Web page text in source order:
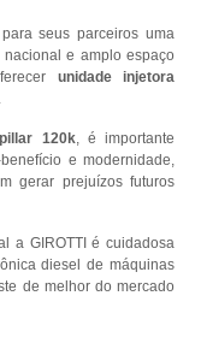
seus parceiros uma
e amplo espaço
unidade injetora
120k, é importante
e modernidade,
gerar prejuízos futuros
a GIROTTI é cuidadosa
diesel de máquinas
de melhor do mercado